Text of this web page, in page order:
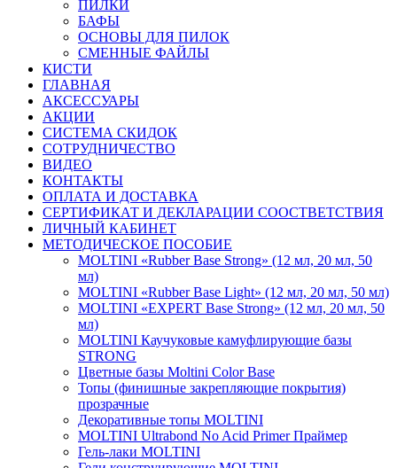
ПИЛКИ
БАФЫ
ОСНОВЫ ДЛЯ ПИЛОК
СМЕННЫЕ ФАЙЛЫ
КИСТИ
ГЛАВНАЯ
АКСЕССУАРЫ
АКЦИИ
СИСТЕМА СКИДОК
СОТРУДНИЧЕСТВО
ВИДЕО
КОНТАКТЫ
ОПЛАТА И ДОСТАВКА
СЕРТИФИКАТ И ДЕКЛАРАЦИИ СООСТВЕТСТВИЯ
ЛИЧНЫЙ КАБИНЕТ
МЕТОДИЧЕСКОЕ ПОСОБИЕ
MOLTINI «Rubber Base Strong» (12 мл, 20 мл, 50
мл)
MOLTINI «Rubber Base Light» (12 мл, 20 мл, 50 мл)
MOLTINI «EXPERT Base Strong» (12 мл, 20 мл, 50
мл)
MOLTINI Каучуковые камуфлирующие базы
STRONG
Цветные базы Moltini Color Base
Топы (финишные закрепляющие покрытия)
прозрачные
Декоративные топы MOLTINI
MOLTINI Ultrabond No Acid Primer Праймер
Гель-лаки MOLTINI